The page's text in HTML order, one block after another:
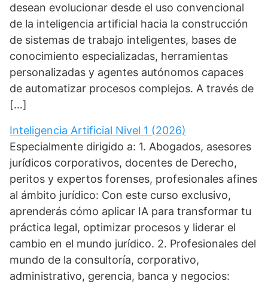
desean evolucionar desde el uso convencional
de la inteligencia artificial hacia la construcción
de sistemas de trabajo inteligentes, bases de
conocimiento especializadas, herramientas
personalizadas y agentes autónomos capaces
de automatizar procesos complejos. A través de
[…]
Inteligencia Artificial Nivel 1 (2026)
Especialmente dirigido a: 1. Abogados, asesores
jurídicos corporativos, docentes de Derecho,
peritos y expertos forenses, profesionales afines
al ámbito jurídico: Con este curso exclusivo,
aprenderás cómo aplicar IA para transformar tu
práctica legal, optimizar procesos y liderar el
cambio en el mundo jurídico. 2. Profesionales del
mundo de la consultoría, corporativo,
administrativo, gerencia, banca y negocios: